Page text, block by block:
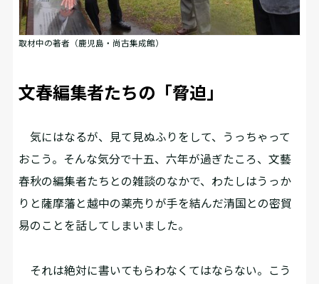
取材中の著者（鹿児島・尚古集成館）
文春編集者たちの「脅迫」
気にはなるが、見て見ぬふりをして、うっちゃって
おこう。そんな気分で十五、六年が過ぎたころ、文藝
春秋の編集者たちとの雑談のなかで、わたしはうっか
りと薩摩藩と越中の薬売りが手を結んだ清国との密貿
易のことを話してしまいました。
それは絶対に書いてもらわなくてはならない。こう